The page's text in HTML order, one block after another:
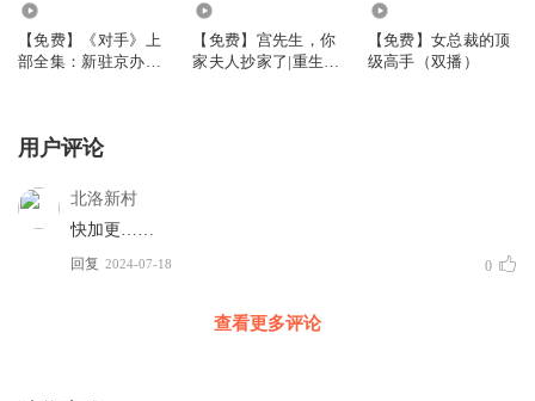
【免费】《对手》上
部全集：新驻京办主
【免费】宫先生，你
家夫人抄家了|重生千
【免费】女总裁的顶
级高手（双播）
用户评论
北洛新村
快加更……
回复 2024-07-18 0
查看更多评论